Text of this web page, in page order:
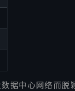
据中心网络而脱